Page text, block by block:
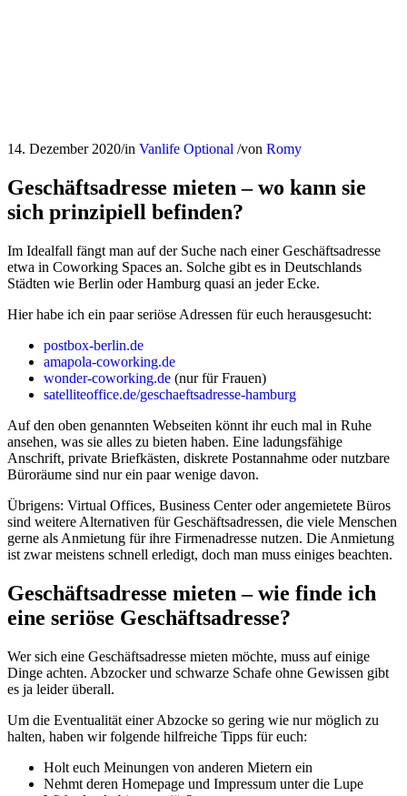
14. Dezember 2020/in Vanlife Optional /von Romy
Geschäftsadresse mieten – wo kann sie
sich prinzipiell befinden?
Im Idealfall fängt man auf der Suche nach einer Geschäftsadresse
etwa in Coworking Spaces an. Solche gibt es in Deutschlands
Städten wie Berlin oder Hamburg quasi an jeder Ecke.
Hier habe ich ein paar seriöse Adressen für euch herausgesucht:
postbox-berlin.de
amapola-coworking.de
wonder-coworking.de (nur für Frauen)
satelliteoffice.de/geschaeftsadresse-hamburg
Auf den oben genannten Webseiten könnt ihr euch mal in Ruhe
ansehen, was sie alles zu bieten haben. Eine ladungsfähige
Anschrift, private Briefkästen, diskrete Postannahme oder nutzbare
Büroräume sind nur ein paar wenige davon.
Übrigens: Virtual Offices, Business Center oder angemietete Büros
sind weitere Alternativen für Geschäftsadressen, die viele Menschen
gerne als Anmietung für ihre Firmenadresse nutzen. Die Anmietung
ist zwar meistens schnell erledigt, doch man muss einiges beachten.
Geschäftsadresse mieten – wie finde ich
eine seriöse Geschäftsadresse?
Wer sich eine Geschäftsadresse mieten möchte, muss auf einige
Dinge achten. Abzocker und schwarze Schafe ohne Gewissen gibt
es ja leider überall.
Um die Eventualität einer Abzocke so gering wie nur möglich zu
halten, haben wir folgende hilfreiche Tipps für euch:
Holt euch Meinungen von anderen Mietern ein
Nehmt deren Homepage und Impressum unter die Lupe